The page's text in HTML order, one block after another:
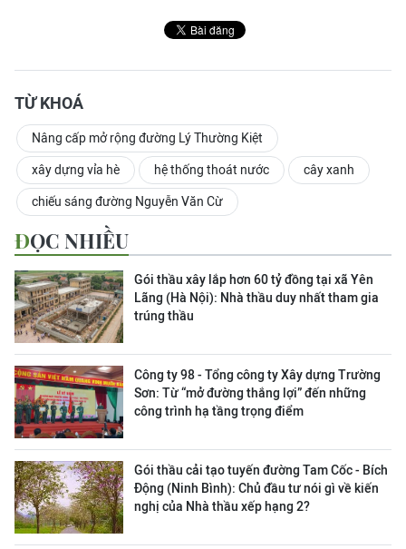
TỪ KHOÁ
Nâng cấp mở rộng đường Lý Thường Kiệt
xây dựng vỉa hè hệ thống thoát nước cây xanh
chiếu sáng đường Nguyễn Văn Cừ
ĐỌC NHIỀU
Gói thầu xây lắp hơn 60 tỷ đồng tại xã Yên
Lãng (Hà Nội): Nhà thầu duy nhất tham gia
trúng thầu
Công ty 98 - Tổng công ty Xây dựng Trường
Sơn: Từ “mở đường thắng lợi” đến những
công trình hạ tầng trọng điểm
Gói thầu cải tạo tuyến đường Tam Cốc - Bích
Động (Ninh Bình): Chủ đầu tư nói gì về kiến
nghị của Nhà thầu xếp hạng 2?